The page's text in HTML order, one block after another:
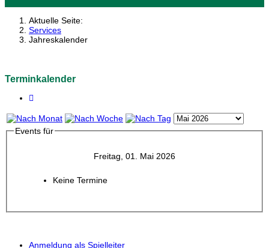
Aktuelle Seite:
Services
Jahreskalender
Terminkalender
Events für
Freitag, 01. Mai 2026
Keine Termine
Anmeldung als Spielleiter